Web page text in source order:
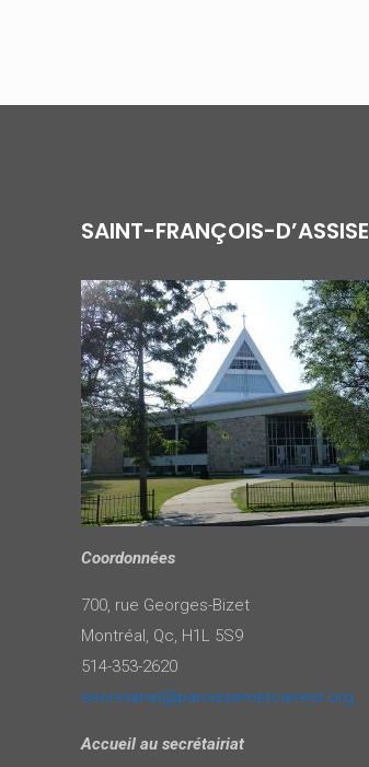
SAINT-FRANÇOIS-D’ASSISE
Coordonnées
700, rue Georges-Bizet
Montréal, Qc, H1L 5S9
514-353-2620
secretariat@paroissemercierest.org
Accueil au secrétairiat